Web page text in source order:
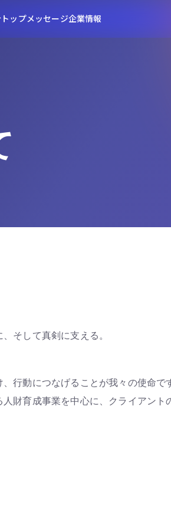
トップメッセージ企業情報
そして真剣に支える。
行動につなげることが我々の使命で
財育成事業を中心に、クライアント